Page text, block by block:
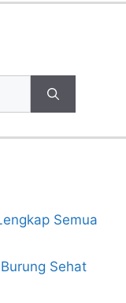
Semua
Sehat